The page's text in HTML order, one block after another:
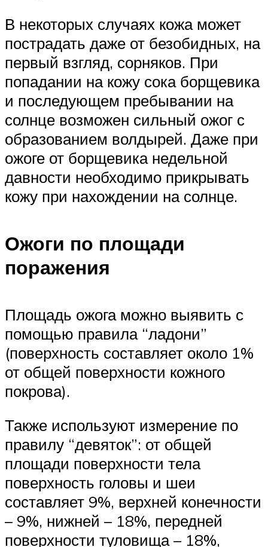
В некоторых случаях кожа может
пострадать даже от безобидных, на
первый взгляд, сорняков. При
попадании на кожу сока борщевика
и последующем пребывании на
солнце возможен сильный ожог с
образованием волдырей. Даже при
ожоге от борщевика недельной
давности необходимо прикрывать
кожу при нахождении на солнце.
Ожоги по площади
поражения
Площадь ожога можно выявить с
помощью правила “ладони”
(поверхность составляет около 1%
от общей поверхности кожного
покрова).
Также используют измерение по
правилу “девяток”: от общей
площади поверхности тела
поверхность головы и шеи
составляет 9%, верхней конечности
– 9%, нижней – 18%, передней
поверхности туловища – 18%,